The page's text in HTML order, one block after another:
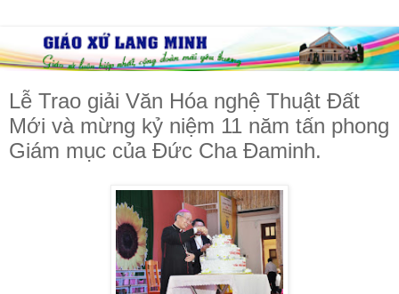
Lễ Trao giải Văn Hóa nghệ Thuật Đất
Mới và mừng kỷ niệm 11 năm tấn phong
Giám mục của Đức Cha Đaminh.